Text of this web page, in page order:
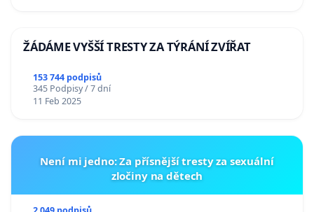
ŽÁDÁME VYŠŠÍ TRESTY ZA TÝRÁNÍ ZVÍŘAT
153 744 podpisů
345 Podpisy / 7 dní
11 Feb 2025
Není mi jedno: Za přísnější tresty za sexuální
zločiny na dětech